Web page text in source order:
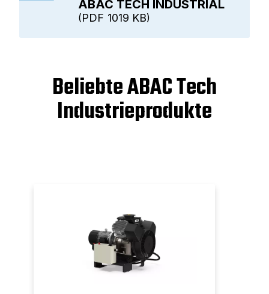
ABAC TECH INDUSTRIAL
1019 KB
PDF
Beliebte ABAC Tech
Industrieprodukte